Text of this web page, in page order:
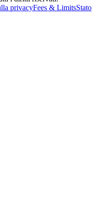
privacyFees & LimitsStato